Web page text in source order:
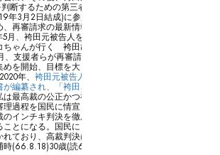
断するための第三者機関の設立などを目指す「冤
年3月2日結成)に参加(朝日19.3.3朝)。同年12月、
再審請求の最新情報を盛り込んだ冊子を作成(中日
月、袴田元被告人を支え続ける姉秀子さんの半生を
ゃんが行く 袴田ひで子物語」が出版された(朝日
支援者らが再審請求の支援のためにクラウドファ
を開始、目標を大きく超える1806万円が集まった
年、袴田元被告人が作成し1977年に最高裁へ提
編纂され、「袴田さん支援クラブ」で公開され
最高裁の公正かつ神聖と正義を信じたい。その意
過程を国民に情宣し、一般大衆の審判を同時に仰
インチキ判決を徹底的に糾弾しなければ、裁判に
とになる。国民にとって、これほど悲しむべきこ
ており、高裁判決に対する反論が様々な観点から
(66.8.18)30歳(読66.8.19朝)。